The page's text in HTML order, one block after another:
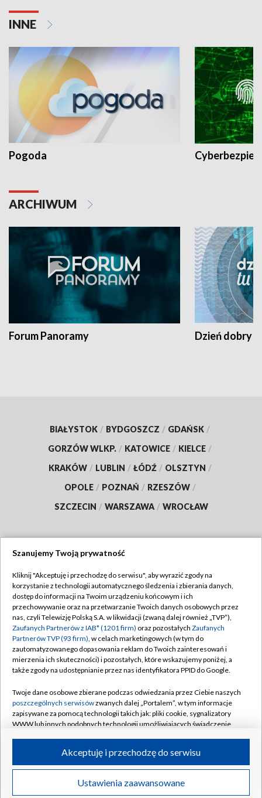
INNE
Pogoda
ARCHIWUM
Forum Panoramy Dzień dobry
BIAŁYSTOK / BYDGOSZCZ / GDAŃSK /
GORZÓW WLKP. / KATOWICE / KIELCE /
KRAKÓW / LUBLIN / ŁÓDŹ / OLSZTYN /
OPOLE / POZNAŃ / RZESZÓW /
SZCZECIN / WARSZAWA / WROCŁAW
TVP
Abonament TVP
Emisja w TVP
Centrum informacji TVP
Naziemna Telewizja Cyfrowa
Rada Programowa
System NOS
Informacje o nadawcy
Program dla prasy
Ogłoszenie przetargowe
Regulamin TVP
Polityka prywatności
Moje zgody
Pomoc
Kontakt
Kanały
©2026 Telewizja Polska S.A. w likwidacji
Szanujemy Twoją prywatność
Kliknij "Akceptuję i przechodzę do serwisu", aby wyrazić zgody na
korzystanie z technologii automatycznego śledzenia i zbierania danych,
dostęp do informacji na Twoim urządzeniu końcowym i ich
przechowywanie oraz na przetwarzanie Twoich danych osobowych przez
nas, czyli Telewizję Polską S.A. w likwidacji (zwaną dalej również „TVP”),
Zaufanych Partnerów z IAB* (1201 firm) oraz pozostałych Zaufanych
Partnerów TVP (93 firm), w celach marketingowych (w tym do
zautomatyzowanego dopasowania reklam do Twoich zainteresowań i
mierzenia ich skuteczności) i pozostałych, które wskazujemy poniżej, a
także zgody na udostępnianie przez nas identyfikatora PPID do Google.
Twoje dane osobowe zbierane podczas odwiedzania przez Ciebie naszych
poszczególnych serwisówzwanych dalej „Portalem”, w tym informacje
zapisywane za pomocą technologii takich jak: pliki cookie, sygnalizatory
WWW lub innych podobnych technologii umożliwiających świadczenie
ruchu w Internecie.
Twoje dane osobowe zbierane podczas odwiedzania przez Ciebie
poszczególnych serwisówna Portalu, takie jak adresy IP, identyfikatory
Ustawienia zaawansowane
Akceptuję i przechodzę do serwisu